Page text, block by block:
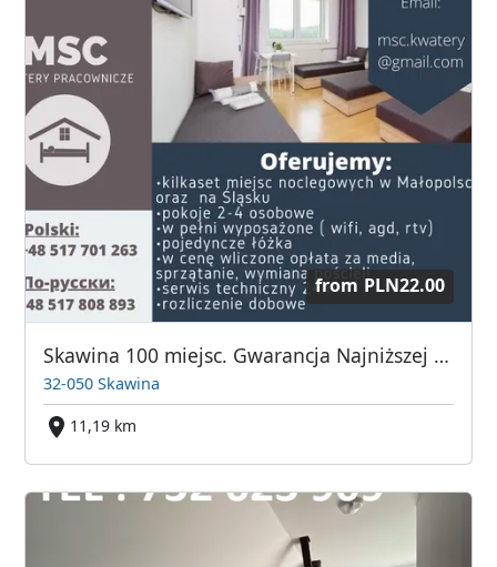
from PLN22.00
Skawina 100 miejsc. Gwarancja Najniższej ceny.
32-050 Skawina
11,19 km